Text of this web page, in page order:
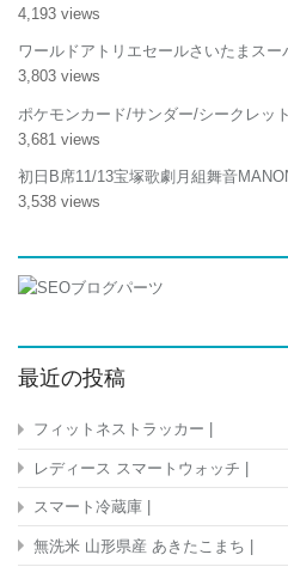
4,193 views
ワールドアトリエセールさいたまスー
3,803 views
ポケモンカード/サンダー/シークレッ
3,681 views
初日B席11/13宝塚歌劇月組舞音
3,538 views
最近の投稿
フィットネストラッカー |
レディース スマートウォッチ |
スマート冷蔵庫 |
無洗米 山形県産 あきたこまち |